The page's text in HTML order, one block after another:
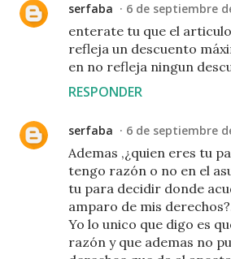
serfaba 6 de septiembre
enterate tu que el
refleja un descuento
en no refleja ningun
RESPONDER
serfaba 6 de septiembre
Ademas ,¿quien eres tu
tengo razón o no en el
tu para decidir donde
amparo de mis
Yo lo unico que digo es
razón y que ademas no